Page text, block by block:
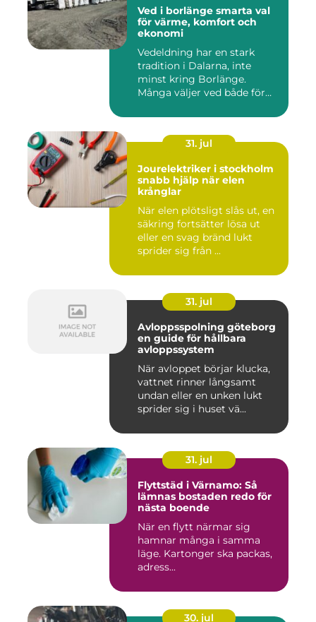
Ved i borlänge smarta val
för värme, komfort och
ekonomi
Vedeldning har en stark
tradition i Dalarna, inte
minst kring Borlänge.
Många väljer ved både för
31. jul
Jourelektriker i stockholm
snabb hjälp när elen
krånglar
När elen plötsligt slås ut, en
säkring fortsätter lösa ut
eller en svag bränd lukt
sprider sig från ...
31. jul
Avloppsspolning göteborg
en guide för hållbara
avloppssystem
När avloppet börjar klucka,
vattnet rinner långsamt
undan eller en unken lukt
sprider sig i huset vä...
31. jul
Flyttstäd i Värnamo: Så
lämnas bostaden redo för
nästa boende
När en flytt närmar sig
hamnar många i samma
läge. Kartonger ska packas,
adress...
30. jul